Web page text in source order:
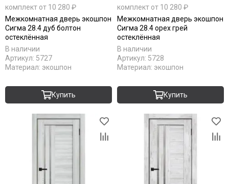
комплект от 10 280 ₽
Межкомнатная дверь экошпон
Сигма 28.4 дуб болтон
остеклённая
В наличии
Артикул: 5727
Материал: экошпон
Купить
комплект от 10 280 ₽
Межкомнатная дверь экошпон
Сигма 28.4 орех грей
остеклённая
В наличии
Артикул: 5728
Материал: экошпон
Купить